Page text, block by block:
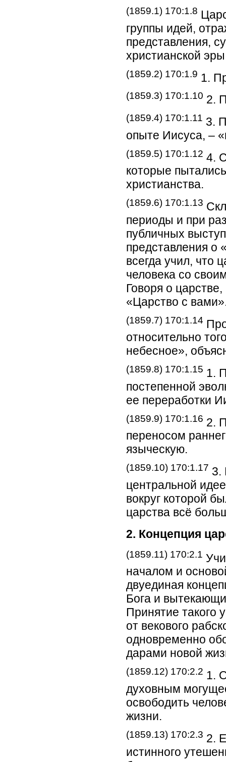
(1859.1) 170:1.8
группы идей,
представления,
христианской
(1859.2) 170:1.9 1.
(1859.3) 170:1.10 2.
(1859.4) 170:1.11 3.
опыте Иисуса, –
(1859.5) 170:1.12 4.
которые
христианства.
(1859.6) 170:1.13
периоды и при
публичных
представления о
всегда учил, что
человека со
Говоря о
«Царство с
(1859.7) 170:1.14
относительно
небесное»,
(1859.8) 170:1.15 1.
постепенной
ее переработки
(1859.9) 170:1.16 2.
переносом
языческую.
(1859.10) 170:1.17 3.
центральной
вокруг которой
царства всё
2. Концепция
(1859.11) 170:2.1
началом и
двуединая
Бога и
Принятие такого
от векового
одновременно
дарами новой
(1859.12) 170:2.2 1.
духовным
освободить
жизни.
(1859.13) 170:2.3 2.
истинного